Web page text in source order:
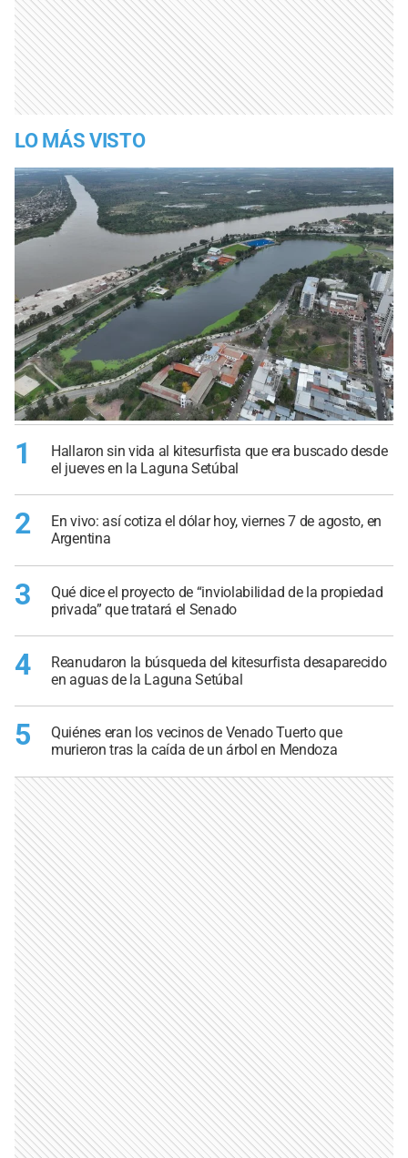
LO MÁS VISTO
1
Hallaron sin vida al kitesurfista que era buscado desde
el jueves en la Laguna Setúbal
2
En vivo: así cotiza el dólar hoy, viernes 7 de agosto, en
Argentina
3
Qué dice el proyecto de “inviolabilidad de la propiedad
privada” que tratará el Senado
4
Reanudaron la búsqueda del kitesurfista desaparecido
en aguas de la Laguna Setúbal
5
Quiénes eran los vecinos de Venado Tuerto que
murieron tras la caída de un árbol en Mendoza